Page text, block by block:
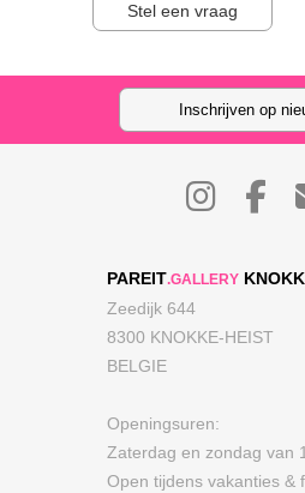
Stel een vraag
Inschrijven op
PAREIT.GALLERY
Zeedijk 644
8300 KNOKKE-HEIST
BELGIE
Openingsuren:
Zaterdag en zondag van
Open tijdens vakanties &